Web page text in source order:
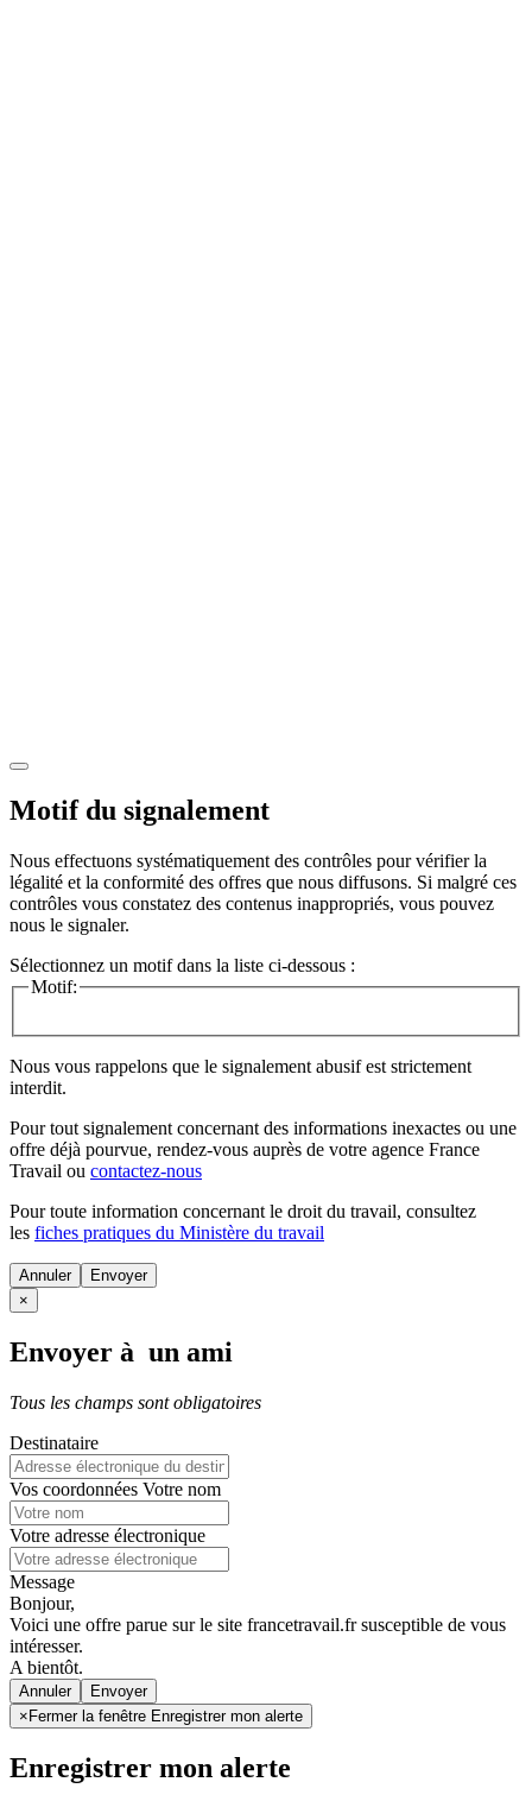
Motif du signalement
Nous effectuons systématiquement des contrôles pour vérifier la
légalité et la conformité des offres que nous diffusons. Si malgré ces
contrôles vous constatez des contenus inappropriés, vous pouvez
nous le signaler.
Sélectionnez un motif dans la liste ci-dessous :
Motif:
Nous vous rappelons que le signalement abusif est strictement
interdit.
Pour tout signalement concernant des informations inexactes ou une
offre déjà pourvue, rendez-vous auprès de votre agence France
Travail ou contactez-nous
Pour toute information concernant le droit du travail, consultez
les fiches pratiques du Ministère du travail
Annuler
×
Envoyer à un ami
Tous les champs sont obligatoires
Destinataire
Vos coordonnées Votre nom
Votre adresse électronique
Message
Bonjour,
Voici une offre parue sur le site francetravail.fr susceptible de vous
intéresser.
A bientôt.
Annuler
× Fermer la fenêtre Enregistrer mon alerte
Enregistrer mon alerte